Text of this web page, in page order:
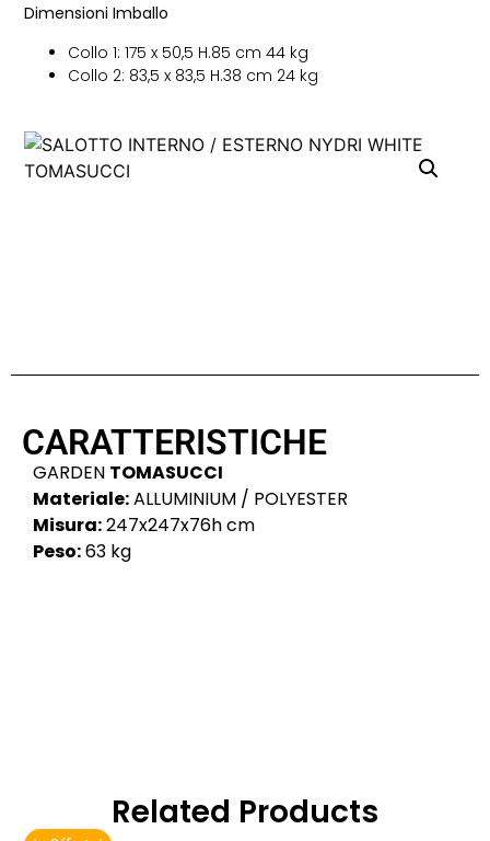
Dimensioni Imballo
Collo 1: 175 x 50,5 H.85 cm 44 kg
Collo 2: 83,5 x 83,5 H.38 cm 24 kg
CARATTERISTICHE
GARDEN TOMASUCCI
Materiale:ALLUMINIUM / POLYESTER
Misura:247x247x76h cm
Peso:63 kg
Related Products